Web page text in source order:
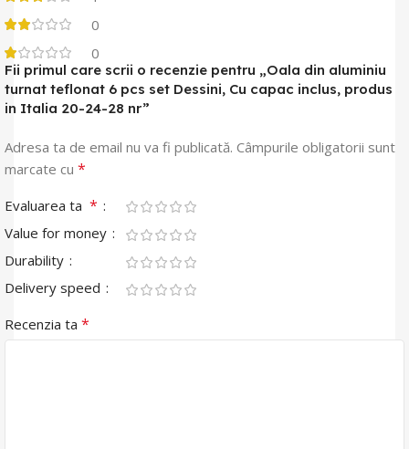
0
0
Fii primul care scrii o recenzie pentru „Oala din aluminiu
turnat teflonat 6 pcs set Dessini, Cu capac inclus, produs
in Italia 20-24-28 nr”
Adresa ta de email nu va fi publicată. Câmpurile obligatorii sunt
marcate cu *
Evaluarea ta *
Value for money
Durability
Delivery speed
Recenzia ta *